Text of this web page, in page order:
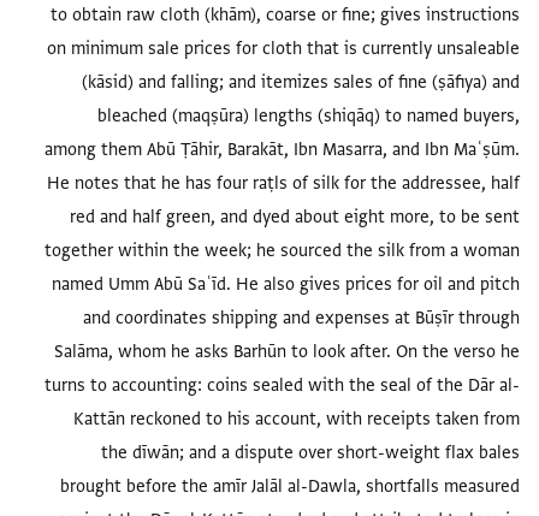
to obtain raw cloth (khām), coarse or fine; gives instructions
on minimum sale prices for cloth that is currently unsaleable
(kāsid) and falling; and itemizes sales of fine (ṣāfiya) and
bleached (maqṣūra) lengths (shiqāq) to named buyers,
among them Abū Ṭāhir, Barakāt, Ibn Masarra, and Ibn Maʿṣūm.
He notes that he has four raṭls of silk for the addressee, half
red and half green, and dyed about eight more, to be sent
together within the week; he sourced the silk from a woman
named Umm Abū Saʿīd. He also gives prices for oil and pitch
and coordinates shipping and expenses at Būṣīr through
Salāma, whom he asks Barhūn to look after. On the verso he
turns to accounting: coins sealed with the seal of the Dār al-
Kattān reckoned to his account, with receipts taken from
the dīwān; and a dispute over short-weight flax bales
brought before the amīr Jalāl al-Dawla, shortfalls measured